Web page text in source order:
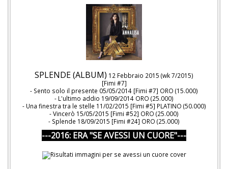
SPLENDE (ALBUM) 12 Febbraio 2015 (wk 7/2015)
[Fimi #7]
- Sento solo il presente 05/05/2014 [Fimi #7] ORO (15.000)
- L'ultimo addio 19/09/2014 ORO (25.000)
- Una finestra tra le stelle 11/02/2015 [Fimi #5] PLATINO (50.000)
- Vincerò 15/05/2015 [Fimi #52] ORO (25.000)
- Splende 18/09/2015 [Fimi #24] ORO (25.000)
---2016: ERA "SE AVESSI UN CUORE"---